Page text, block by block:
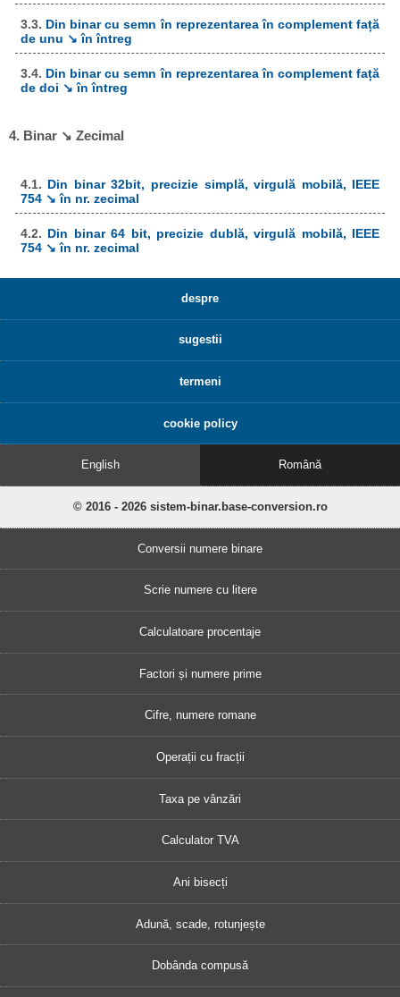
3.3. Din binar cu semn în reprezentarea în complement față
de unu ↘ în întreg
3.4. Din binar cu semn în reprezentarea în complement față
de doi ↘ în întreg
4. Binar ↘ Zecimal
4.1. Din binar 32bit, precizie simplă, virgulă mobilă, IEEE
754 ↘ în nr. zecimal
4.2. Din binar 64 bit, precizie dublă, virgulă mobilă, IEEE
754 ↘ în nr. zecimal
despre
sugestii
termeni
cookie policy
English Română
© 2016 - 2026 sistem-binar.base-conversion.ro
Conversii numere binare
Scrie numere cu litere
Calculatoare procentaje
Factori și numere prime
Cifre, numere romane
Operații cu fracții
Taxa pe vânzări
Calculator TVA
Ani bisecți
Adună, scade, rotunjește
Dobânda compusă